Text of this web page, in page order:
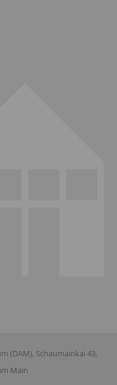
(DAM), Schaumainkai 43,
Main